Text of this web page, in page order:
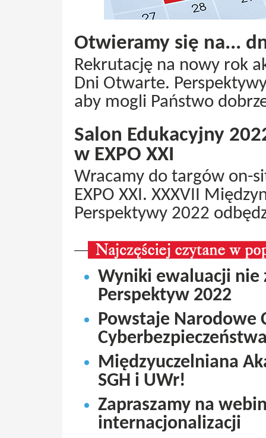
Otwieramy się na...
Rekrutację na nowy rok
Dni Otwarte.
aby mogli Państwo
Salon Edukacyjny
w EXPO XXI
Wracamy do targów on-
EXPO XXI. XXXVII
Perspektywy 2022
Wyniki ewaluacji nie
Perspektyw 2022
Powstaje Narodowe
Międzyuczelniana
SGH i UWr!
Zapraszamy na
internacjonalizacji